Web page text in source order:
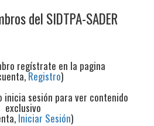
del SIDTPA-SADER
regístrate en la pagina
Registro)
inicia sesión para ver contenido
exclusivo
Iniciar Sesión)